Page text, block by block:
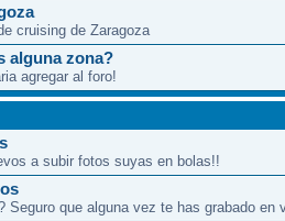
cruising de Zaragoza
alguna zona?
agregar al foro!
a subir fotos suyas en bolas!!
Seguro que alguna vez te has grabado en